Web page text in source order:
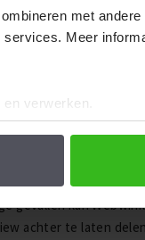
met
Meer
verwerken.
voor het
van de
u een review
met ons, zodat wij
gevallen kan
achter te laten